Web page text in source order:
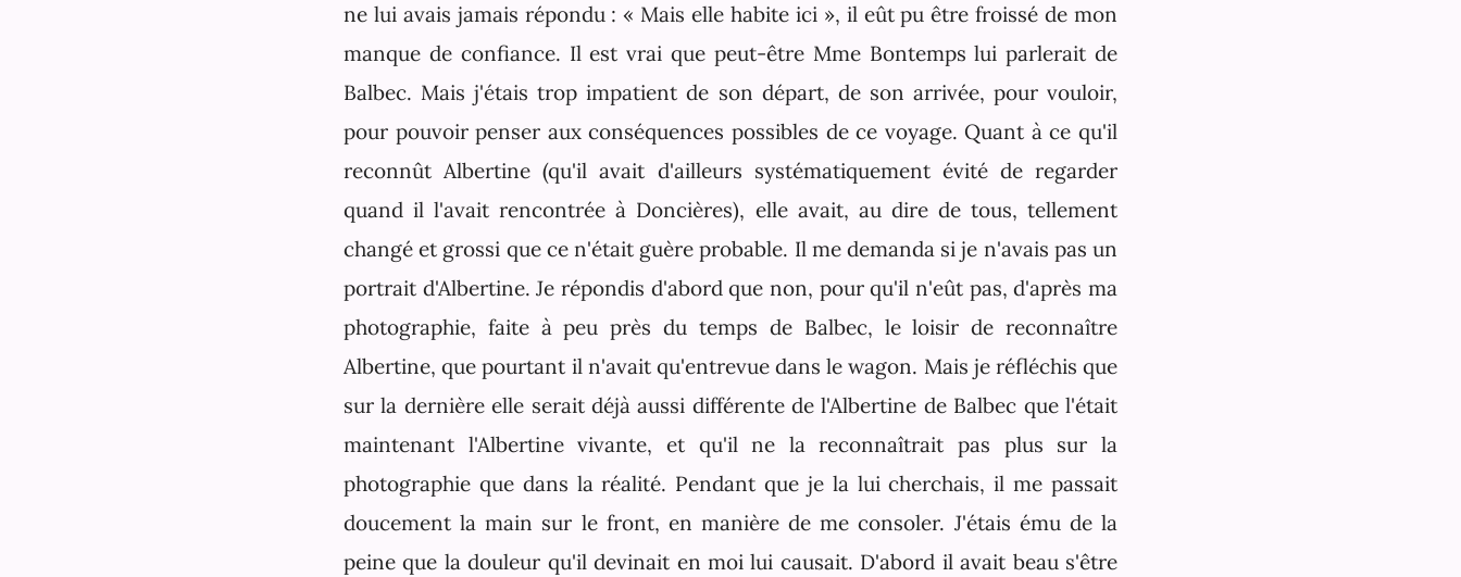
ne lui avais jamais répondu : « Mais elle habite ici », il eût pu être froissé de mon
manque de confiance. Il est vrai que peut-être Mme Bontemps lui parlerait de
Balbec. Mais j'étais trop impatient de son départ, de son arrivée, pour vouloir,
pour pouvoir penser aux conséquences possibles de ce voyage. Quant à ce qu'il
reconnût Albertine (qu'il avait d'ailleurs systématiquement évité de regarder
quand il l'avait rencontrée à Doncières), elle avait, au dire de tous, tellement
changé et grossi que ce n'était guère probable. Il me demanda si je n'avais pas un
portrait d'Albertine. Je répondis d'abord que non, pour qu'il n'eût pas, d'après ma
photographie, faite à peu près du temps de Balbec, le loisir de reconnaître
Albertine, que pourtant il n'avait qu'entrevue dans le wagon. Mais je réfléchis que
sur la dernière elle serait déjà aussi différente de l'Albertine de Balbec que l'était
maintenant l'Albertine vivante, et qu'il ne la reconnaîtrait pas plus sur la
photographie que dans la réalité. Pendant que je la lui cherchais, il me passait
doucement la main sur le front, en manière de me consoler. J'étais ému de la
peine que la douleur qu'il devinait en moi lui causait. D'abord il avait beau s'être